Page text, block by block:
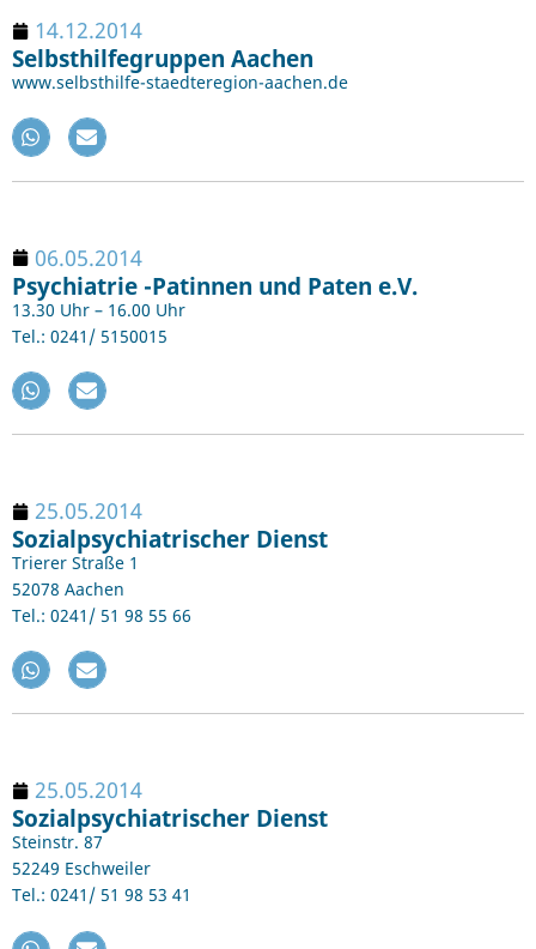
14.12.2014
Selbsthilfegruppen Aachen
www.selbsthilfe-staedteregion-aachen.de
06.05.2014
Psychiatrie -Patinnen und Paten e.V.
13.30 Uhr – 16.00 Uhr
Tel.: 0241/ 5150015
25.05.2014
Sozialpsychiatrischer Dienst
Trierer Straße 1
52078 Aachen
Tel.: 0241/ 51 98 55 66
25.05.2014
Sozialpsychiatrischer Dienst
Steinstr. 87
52249 Eschweiler
Tel.: 0241/ 51 98 53 41